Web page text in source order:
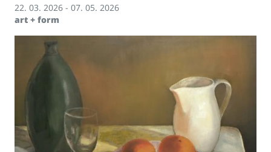
22. 03. 2026 - 07. 05. 2026
art + form